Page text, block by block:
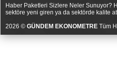
Haber Paketleri Sizlere Neler Sunuyor?
sektöre yeni giren ya da sektörde kalite
2026 © GÜNDEM EKONOMETRE Tüm